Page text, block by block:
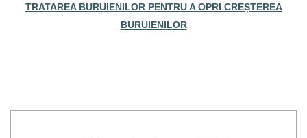
TRATAREA BURUIENILOR PENTRU A OPRI CREȘTEREA
BURUIENILOR